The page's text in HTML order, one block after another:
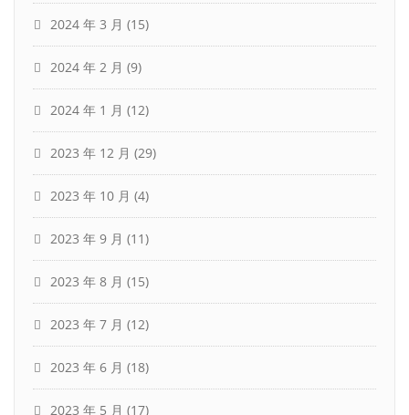
2024 年 3 月 (15)
2024 年 2 月 (9)
2024 年 1 月 (12)
2023 年 12 月 (29)
2023 年 10 月 (4)
2023 年 9 月 (11)
2023 年 8 月 (15)
2023 年 7 月 (12)
2023 年 6 月 (18)
2023 年 5 月 (17)